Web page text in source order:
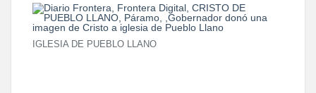
IGLESIA DE PUEBLO LLANO